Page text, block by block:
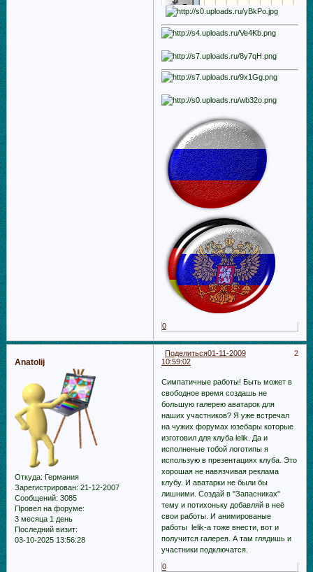
0
Поделиться 2
01-11-2009
10:59:02
Anatolij
Откуда: Германия
Зарегистрирован: 21-12-2007
Сообщений: 3085
Провел на форуме:
3 месяца 1 день
Последний визит:
03-10-2025 13:56:28
Симпатичные работы! Быть может в
свободное время создашь не
большую галерею аватарок для
наших участников? Я уже встречал
на чужих форумах юзебары которые
изготовил для клуба lelik. Да и
исполненые тобой логотипы я
использую в презентациях клуба. Это
хорошая не навязчивая реклама
клубу. И аватарки не были бы
лишними. Создай в "Запасниках"
тему и потихоньку добавляй в неё
свои работы. И анимированые
работы lelik-а тоже внести, вот и
получится галерея. А там глядишь и
участники подключатся.
0